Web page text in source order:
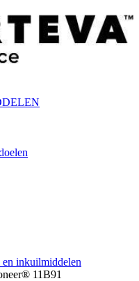
en inkuilmiddelen
11B91